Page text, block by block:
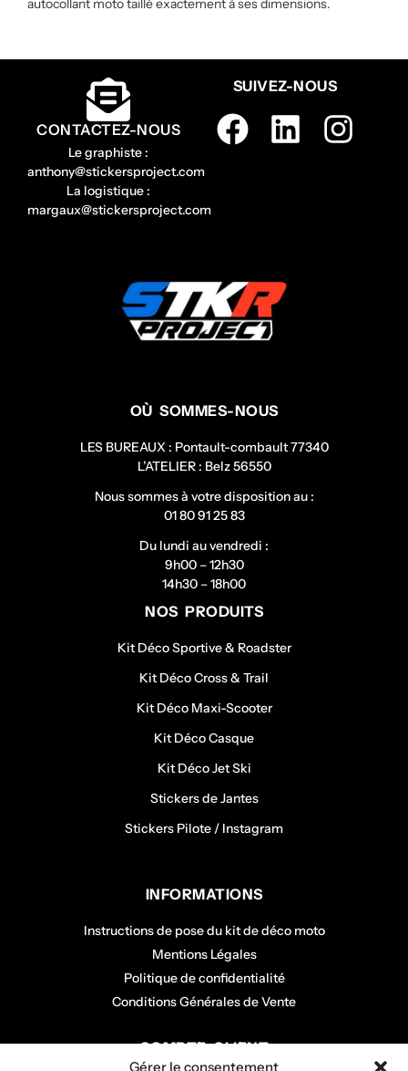
Gérer le consentement
autocollant moto taillé exactement à ses dimensions.
CONTACTEZ-NOUS
Le graphiste :
anthony@stickersproject.com
La logistique :
margaux@stickersproject.com
SUIVEZ-NOUS
OÙ SOMMES-NOUS
LES BUREAUX : Pontault-combault 77340
L’ATELIER : Belz 56550
Nous sommes à votre disposition au :
01 80 91 25 83
Du lundi au vendredi :
9h00 – 12h30
14h30 – 18h00
NOS PRODUITS
Kit Déco Sportive & Roadster
Kit Déco Cross & Trail
Kit Déco Maxi-Scooter
Kit Déco Casque
Kit Déco Jet Ski
Stickers de Jantes
Stickers Pilote / Instagram
INFORMATIONS
Instructions de pose du kit de déco moto
Mentions Légales
Politique de confidentialité
Conditions Générales de Vente
COMPTE CLIENT